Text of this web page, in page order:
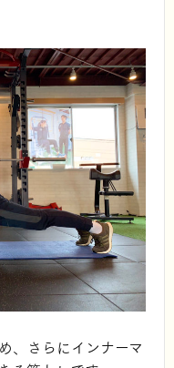
、さらにインナーマ